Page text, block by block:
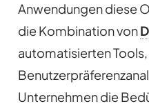
Anwendungen diese
die Kombination von
automatisierten
Unternehmen die